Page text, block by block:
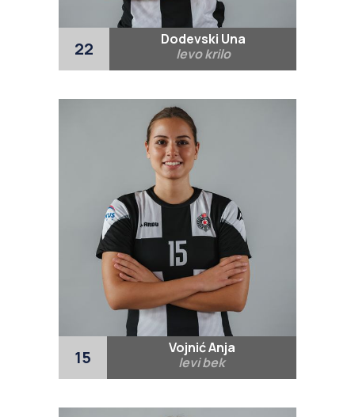
22
Dodevski Una
levo krilo
15
Vojnić Anja
levi bek